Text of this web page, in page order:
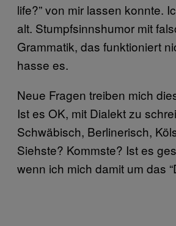
life?” von mir lassen konnte.
alt. Stumpfsinnshumor mit
Grammatik, das funktioniert
hasse es.
Neue Fragen treiben mich
Ist es OK, mit Dialekt zu
Schwäbisch, Berlinerisch,
Siehste? Kommste? Ist es
wenn ich mich damit um das